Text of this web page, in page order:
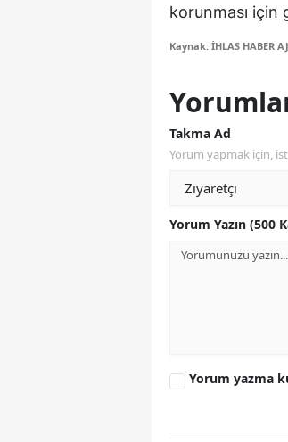
korunması için
Kaynak: İHLAS HABER
Takma Ad
Yorum yapmak için,
Yorum Yazın (500
Yorum yazma